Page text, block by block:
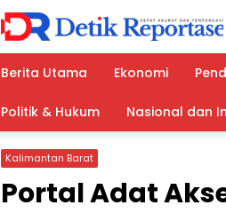
Berita Utama
Ekonomi
Politik & Hukum Nasional dan
Kalimantan Barat
Portal Adat